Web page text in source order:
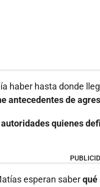
haber hasta donde
antecedentes de
autoridades quienes
esperan saberqué